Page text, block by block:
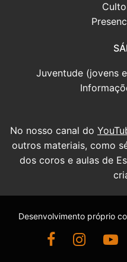
Juventude (jovens
No nosso canal do
outros materiais, como
dos coros e aulas de
Desenvolvimento próprio